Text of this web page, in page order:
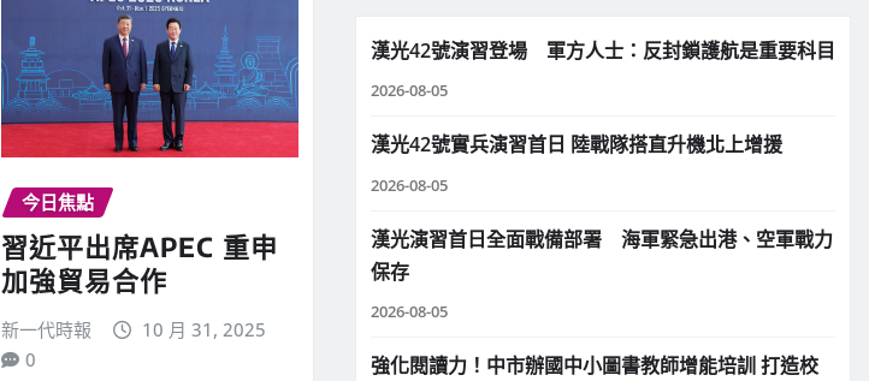
今日焦點
習近平出席APEC 重申
加強貿易合作
新一代時報
10 月 31, 2025
0
漢光42號演習登場 軍方人士：反封鎖護航是重要科目
2026-08-05
漢光42號實兵演習首日 陸戰隊搭直升機北上增援
2026-08-05
漢光演習首日全面戰備部署 海軍緊急出港、空軍戰力
保存
2026-08-05
強化閱讀力！中市辦國中小圖書教師增能培訓 打造校